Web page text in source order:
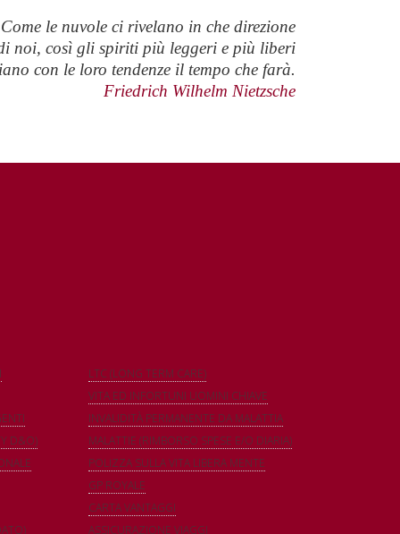
le nuvole ci rivelano in che direzione
noi, così gli spiriti più leggeri e più liberi
con le loro tendenze il tempo che farà.
Friedrich Wilhelm Nietzsche
D&O)
LTC (LONG TERM CARE)
VITA ED INFORTUNI UOMINI CHIAVE
INVALIDITÀ PERMANENTE DA MALATTIA
MALATTIE (RIMBORSO SPESE E/O DIARIA)
POLIZZA SULLA VITA LIBERA MENTE
GP ROYALE
CARTA VANTAGGI
ASSICURAZIONE VIAGGI